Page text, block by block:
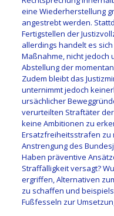
eine Wiederherstellung
angestrebt werden.
Fertigstellen der
allerdings handelt es
Maßnahme, nicht jedoch
Abstellung der
Zudem bleibt das
unternimmt jedoch
ursächlicher
verurteilten Straftäter
keine Ambitionen zu
Ersatzfreiheitsstrafen zu
Anstrengung des
Haben präventive
Straffälligkeit versagt?
ergriffen, Alternativen
zu schaffen und
Fußfesseln zur